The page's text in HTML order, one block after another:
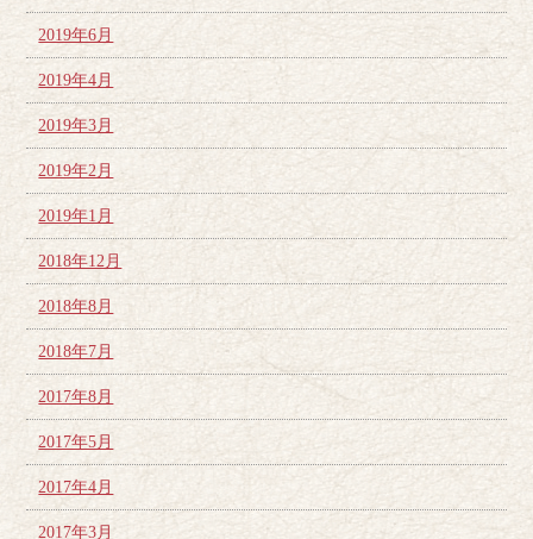
2019年6月
2019年4月
2019年3月
2019年2月
2019年1月
2018年12月
2018年8月
2018年7月
2017年8月
2017年5月
2017年4月
2017年3月